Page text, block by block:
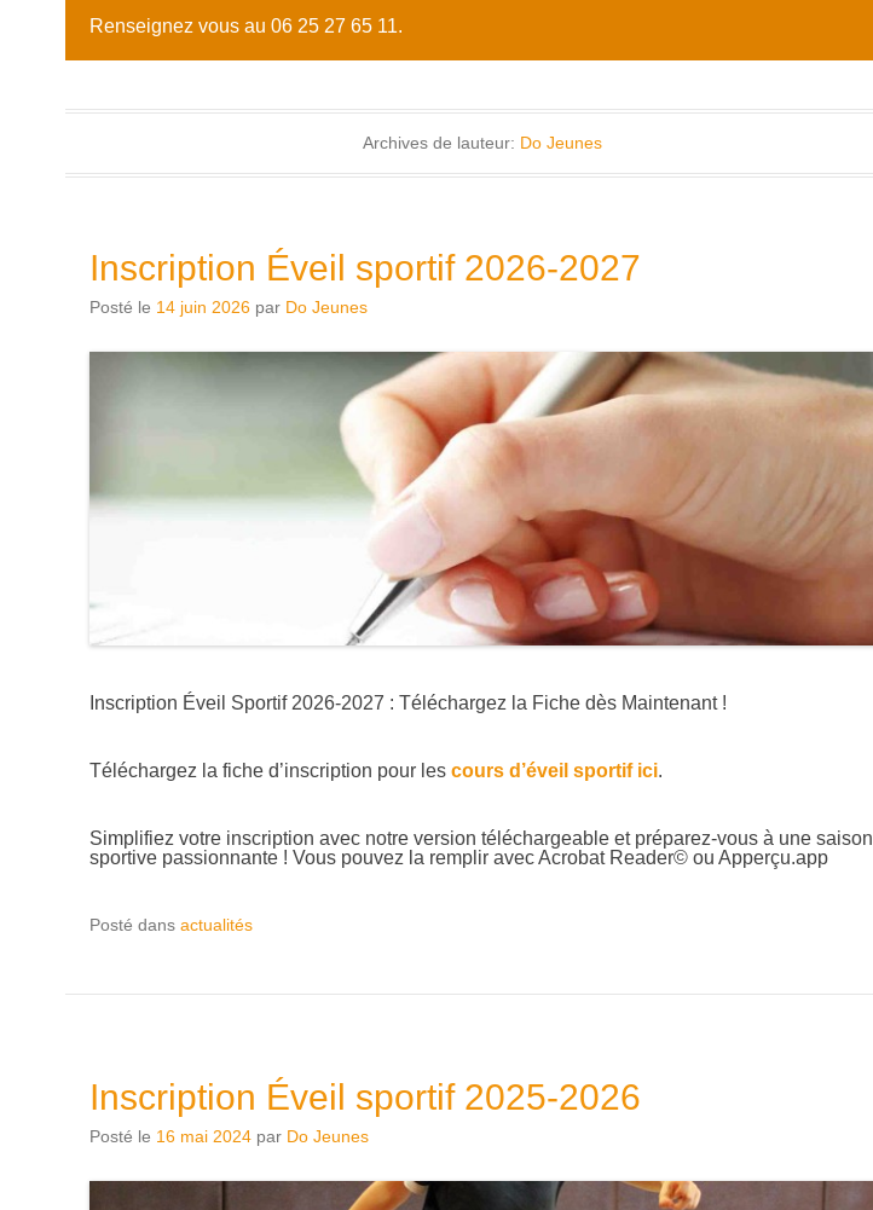
Renseignez vous au 06 25 27 65 11.
Archives de lauteur: Do Jeunes
Inscription Éveil sportif 2026-2027
Posté le 14 juin 2026par Do Jeunes
Inscription Éveil Sportif 2026-2027 : Téléchargez la Fiche dès Maintenant !
Téléchargez la fiche d’inscription pour les cours d’éveil sportif ici.
Simplifiez votre inscription avec notre version téléchargeable et préparez-vous à une saison
sportive passionnante ! Vous pouvez la remplir avec Acrobat Reader© ou Apperçu.app
Posté dans actualités
Inscription Éveil sportif 2025-2026
Posté le 16 mai 2024par Do Jeunes